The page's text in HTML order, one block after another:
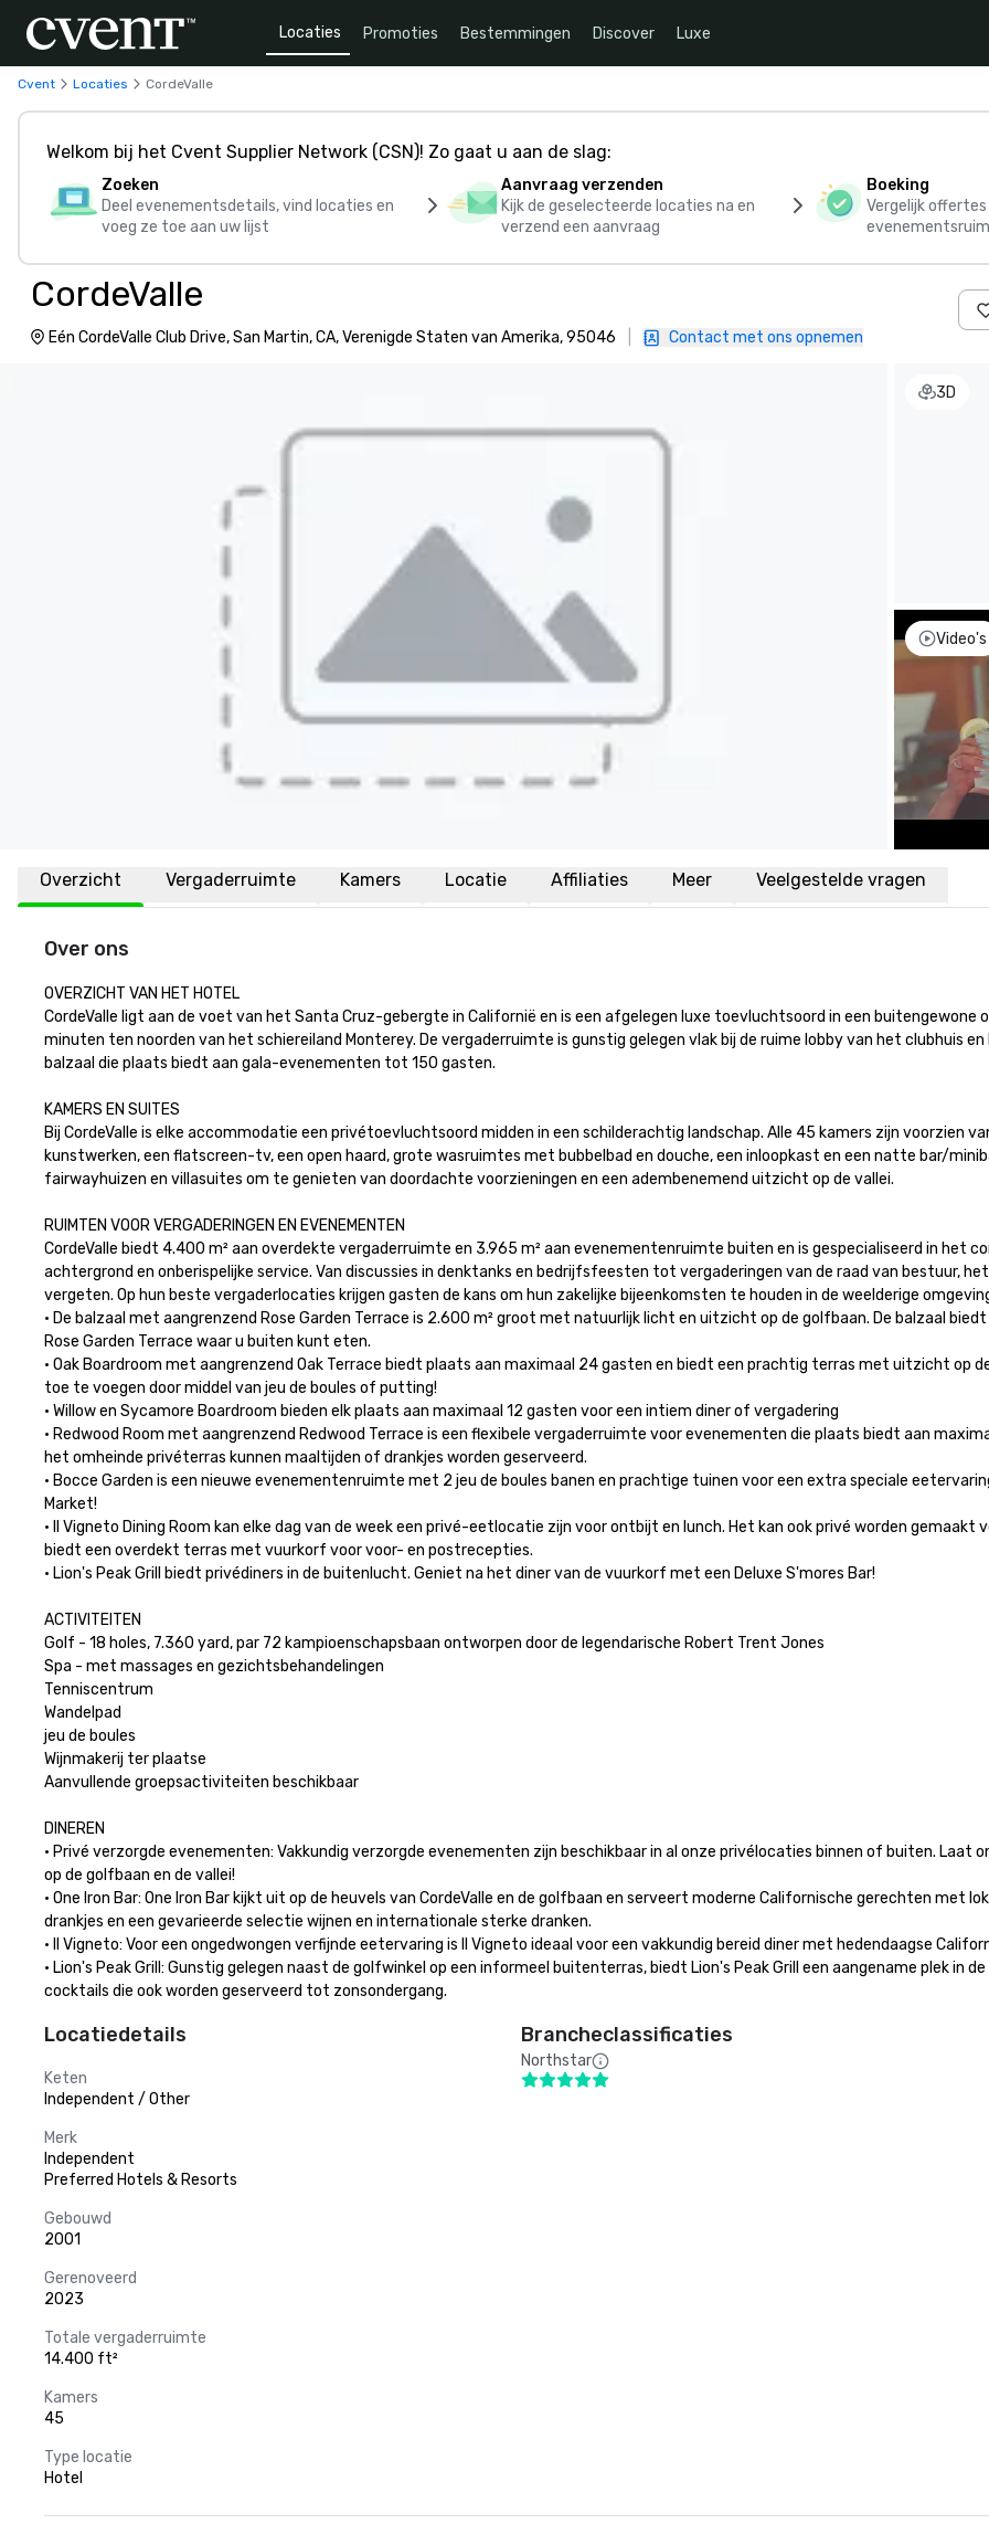
Locaties Promoties Bestemmingen Discover Luxe
Cvent Locaties CordeValle
Welkom bij het Cvent Supplier Network (CSN)! Zo gaat u aan de slag:
Zoeken
Deel evenementsdetails, vind locaties en
voeg ze toe aan uw lijst
Aanvraag verzenden
Kijk de geselecteerde locaties na en
verzend een aanvraag
Boeking
Vergelijk offertes
CordeValle
Eén CordeValle Club Drive, San Martin, CA, Verenigde Staten van Amerika, 95046 Contact met ons opnemen
3D
Video's
Overzicht Vergaderruimte Kamers Locatie Affiliaties Meer Veelgestelde vragen
Over ons
OVERZICHT VAN HET HOTEL
CordeValle ligt aan de voet van het Santa Cruz-gebergte in Californië en is een afgelegen luxe toevluchtsoord in een
minuten ten noorden van het schiereiland Monterey. De vergaderruimte is gunstig gelegen vlak bij de ruime lobby van het clubhuis
balzaal die plaats biedt aan gala-evenementen tot 150 gasten.
KAMERS EN SUITES
Bij CordeValle is elke accommodatie een privétoevluchtsoord midden in een schilderachtig landschap. Alle 45 kamers zijn voorzien
kunstwerken, een flatscreen-tv, een open haard, grote wasruimtes met bubbelbad en douche, een inloopkast en een natte bar/
fairwayhuizen en villasuites om te genieten van doordachte voorzieningen en een adembenemend uitzicht op de vallei.
RUIMTEN VOOR VERGADERINGEN EN EVENEMENTEN
CordeValle biedt 4.400 m² aan overdekte vergaderruimte en 3.965 m² aan evenementenruimte buiten en is gespecialiseerd in het
achtergrond en onberispelijke service. Van discussies in denktanks en bedrijfsfeesten tot vergaderingen van de raad van bestuur,
vergeten. Op hun beste vergaderlocaties krijgen gasten de kans om hun zakelijke bijeenkomsten te houden in de weelderige
• De balzaal met aangrenzend Rose Garden Terrace is 2.600 m² groot met natuurlijk licht en uitzicht op de golfbaan. De balzaal
Rose Garden Terrace waar u buiten kunt eten.
• Oak Boardroom met aangrenzend Oak Terrace biedt plaats aan maximaal 24 gasten en biedt een prachtig terras met uitzicht op
toe te voegen door middel van jeu de boules of putting!
• Willow en Sycamore Boardroom bieden elk plaats aan maximaal 12 gasten voor een intiem diner of vergadering
• Redwood Room met aangrenzend Redwood Terrace is een flexibele vergaderruimte voor evenementen die plaats biedt aan
het omheinde privéterras kunnen maaltijden of drankjes worden geserveerd.
• Bocce Garden is een nieuwe evenementenruimte met 2 jeu de boules banen en prachtige tuinen voor een extra speciale
Market!
• Il Vigneto Dining Room kan elke dag van de week een privé-eetlocatie zijn voor ontbijt en lunch. Het kan ook privé worden
biedt een overdekt terras met vuurkorf voor voor- en postrecepties.
• Lion's Peak Grill biedt privédiners in de buitenlucht. Geniet na het diner van de vuurkorf met een Deluxe S'mores Bar!
ACTIVITEITEN
Golf - 18 holes, 7.360 yard, par 72 kampioenschapsbaan ontworpen door de legendarische Robert Trent Jones
Spa - met massages en gezichtsbehandelingen
Tenniscentrum
Wandelpad
jeu de boules
Wijnmakerij ter plaatse
Aanvullende groepsactiviteiten beschikbaar
DINEREN
• Privé verzorgde evenementen: Vakkundig verzorgde evenementen zijn beschikbaar in al onze privélocaties binnen of buiten.
op de golfbaan en de vallei!
• One Iron Bar: One Iron Bar kijkt uit op de heuvels van CordeValle en de golfbaan en serveert moderne Californische gerechten met
drankjes en een gevarieerde selectie wijnen en internationale sterke dranken.
• Il Vigneto: Voor een ongedwongen verfijnde eetervaring is Il Vigneto ideaal voor een vakkundig bereid diner met hedendaagse
• Lion's Peak Grill: Gunstig gelegen naast de golfwinkel op een informeel buitenterras, biedt Lion's Peak Grill een aangename plek in
cocktails die ook worden geserveerd tot zonsondergang.
Locatiedetails
Keten
Independent / Other
Merk
Independent
Preferred Hotels & Resorts
Gebouwd
2001
Gerenoveerd
2023
Totale vergaderruimte
14.400 ft²
Kamers
45
Type locatie
Hotel
Brancheclassificaties
Northstar